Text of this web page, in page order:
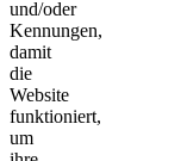
und/oder
Kennungen,
damit
die
Website
funktioniert,
um